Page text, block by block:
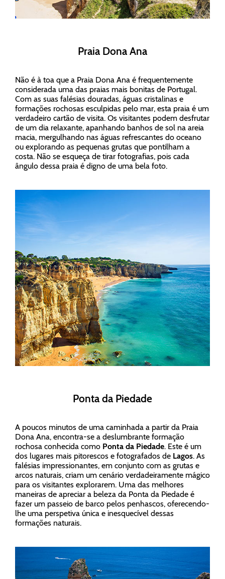
Praia Dona Ana
Não é à toa que a Praia Dona Ana é frequentemente
considerada uma das praias mais bonitas de Portugal.
Com as suas falésias douradas, águas cristalinas e
formações rochosas esculpidas pelo mar, esta praia é um
verdadeiro cartão de visita. Os visitantes podem desfrutar
de um dia relaxante, apanhando banhos de sol na areia
macia, mergulhando nas águas refrescantes do oceano
ou explorando as pequenas grutas que pontilham a
costa. Não se esqueça de tirar fotografias, pois cada
ângulo dessa praia é digno de uma bela foto.
Ponta da Piedade
A poucos minutos de uma caminhada a partir da Praia
Dona Ana, encontra-se a deslumbrante formação
rochosa conhecida como Ponta da Piedade. Este é um
dos lugares mais pitorescos e fotografados de Lagos. As
falésias impressionantes, em conjunto com as grutas e
arcos naturais, criam um cenário verdadeiramente mágico
para os visitantes explorarem. Uma das melhores
maneiras de apreciar a beleza da Ponta da Piedade é
fazer um passeio de barco pelos penhascos, oferecendo-
lhe uma perspetiva única e inesquecível dessas
formações naturais.